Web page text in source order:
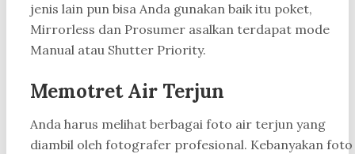
jenis lain pun bisa Anda gunakan baik itu poket,
Mirrorless dan Prosumer asalkan terdapat mode
Manual atau Shutter Priority.
Memotret Air Terjun
Anda harus melihat berbagai foto air terjun yang
diambil oleh fotografer profesional. Kebanyakan foto